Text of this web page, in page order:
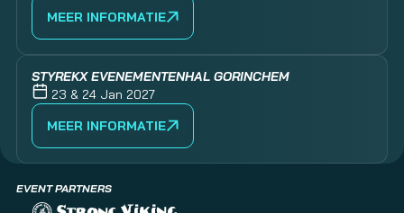
MEER INFORMATIE
STYREKX EVENEMENTENHAL GORINCHEM
23 & 24 Jan 2027
MEER INFORMATIE
EVENT PARTNERS